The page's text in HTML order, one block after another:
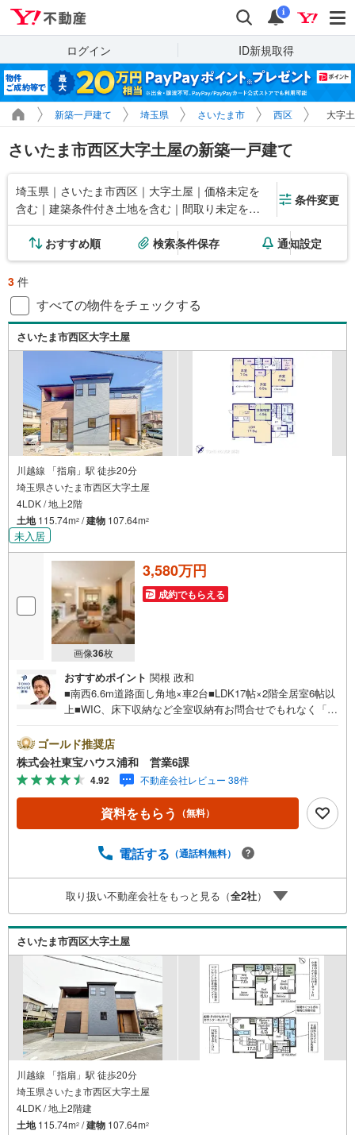
検索 通知
i
ログイン ID新規取得
新築一戸建て 埼玉県 さいたま市 西区 大字
さいたま市西区大字土屋の新築一戸建て
埼玉県｜さいたま市西区｜大字土屋｜価格未定を
含む｜建築条件付き土地を含む｜間取り未定を含
む
条件変更
おすすめ順 検索条件保存 通知設定
3 件
すべての物件をチェックする
さいたま市西区大字土屋
川越線 「指扇」駅 徒歩20分
埼玉県さいたま市西区大字土屋
4LDK / 地上2階
土地115.74m2 /建物 107.64m2
未入居
画像36枚
3,580万円
成約でもらえる
おすすめポイント 関根 政和
■南西6.6m道路面し角地×車2台■LDK17帖×2階全居室6帖以
上■WIC、床下収納など全室収納有お問合せでもれなく「住
無休）こちらの時間帯はお電話でのお問い合わせがスムー
ズにご案内できますぜひお気軽にご連絡下さい！東宝ハウ
スライフソリューションズグループ 東宝ハウス浦和 特
別提携金利〔一例〕東宝ハウス浦和の住宅ローン■変動金利
全期間引下げプラン⇒住宅ローン金利優遇割の最大適用
《0.89％》と某信用金庫金利1.275％の比較借入金4000万円
分まで（審査・要件があります）◇TOHO HOUSE CLUBで
接ご対応ライフプランニング、かけつけサポート、Club Off
プレミアムなど多彩なサービスがございます
ゴールド推奨店
株式会社東宝ハウス浦和 営業6課
4.92 不動産会社レビュー 38件
資料をもらう （無料）
電話する （通話料無料）
取り扱い不動産会社をもっと見る（全2社）
さいたま市西区大字土屋
川越線 「指扇」駅 徒歩20分
埼玉県さいたま市西区大字土屋
4LDK / 地上2階建
土地115.74m2 /建物 107.64m2